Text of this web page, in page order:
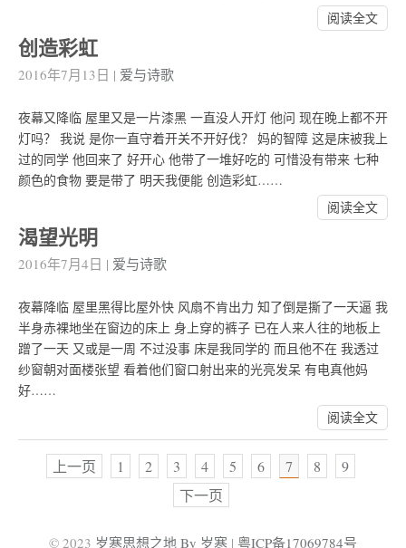
阅读全文
创造彩虹
2016年7月13日 | 爱与诗歌
夜幕又降临 屋里又是一片漆黑 一直没人开灯 他问 现在晚上都不开
灯吗？ 我说 是你一直守着开关不开好伐？ 妈的智障 这是床被我上
过的同学 他回来了 好开心 他带了一堆好吃的 可惜没有带来 七种
颜色的食物 要是带了 明天我便能 创造彩虹……
阅读全文
渴望光明
2016年7月4日 | 爱与诗歌
夜幕降临 屋里黑得比屋外快 风扇不肯出力 知了倒是撕了一天逼 我
半身赤裸地坐在窗边的床上 身上穿的裤子 已在人来人往的地板上
蹭了一天 又或是一周 不过没事 床是我同学的 而且他不在 我透过
纱窗朝对面楼张望 看着他们窗口射出来的光亮发呆 有电真他妈
好……
阅读全文
上一页 1 2 3 4 5 6 7 8
9
下一页
© 2023 岁寒思想之地 By 岁寒 | 粤ICP备17069784号